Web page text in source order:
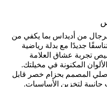
من أديداس بما يكفي من
جديدًا مع بدلة رياضية
تجربة عشاق العلامة
المكنونة في مخيلتك.
المصمم بحزام خصر قابل
لتخزين الأساسيات.